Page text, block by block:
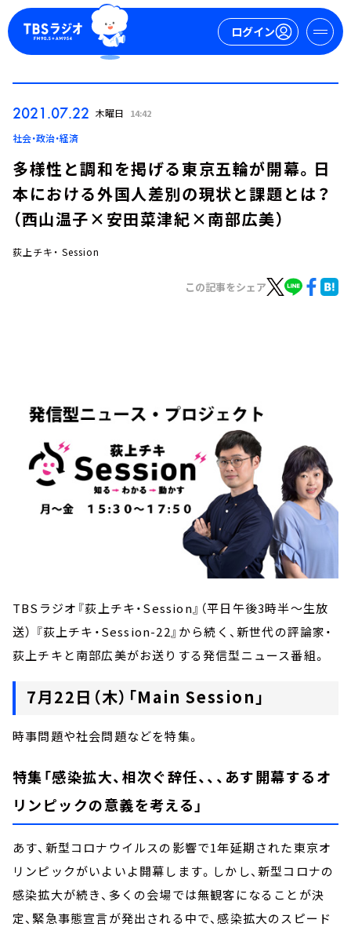
ログイン
会社情報
2021.07.22 木曜日 14:42
社会・政治・経済
多様性と調和を掲げる東京五輪が開幕。日
本における外国人差別の現状と課題とは？
（西山温子×安田菜津紀×南部広美）
荻上チキ・ Session
この記事をシェア
TBSラジオ『荻上チキ・Session』（平日午後3時半～生放
送） 『荻上チキ・Session-22』から続く、新世代の評論家・
荻上チキと南部広美がお送りする発信型ニュース番組。
7月22日（木）「Main Session」
時事問題や社会問題などを特集。
特集「感染拡大、相次ぐ辞任、、、あす開幕するオ
リンピックの意義を考える」
あす、新型コロナウイルスの影響で1年延期された東京オ
リンピックがいよいよ開幕します。しかし、新型コロナの
感染拡大が続き、多くの会場では無観客になることが決
定、緊急事態宣言が発出される中で、感染拡大のスピード